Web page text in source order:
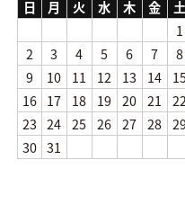
日 月 火 水 木 金
土
1
2
3 4 5 6 7
8
9
10 11 12 13 14
16 17 18 19 20 21
23 24 25 26 27 28
30 31